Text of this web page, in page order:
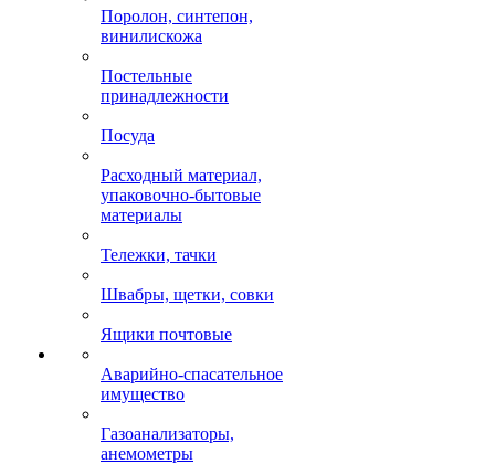
Поролон, синтепон,
винилискожа
Постельные
принадлежности
Посуда
Расходный материал,
упаковочно-бытовые
материалы
Тележки, тачки
Швабры, щетки, совки
Ящики почтовые
Аварийно-спасательное
имущество
Газоанализаторы,
анемометры